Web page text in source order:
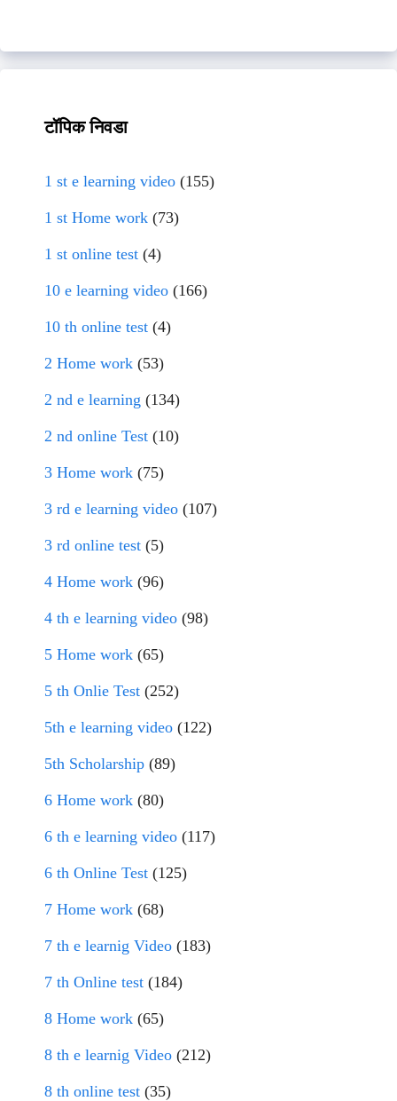
टॉपिक निवडा
1 st e learning video (155)
1 st Home work (73)
1 st online test (4)
10 e learning video (166)
10 th online test (4)
2 Home work (53)
2 nd e learning (134)
2 nd online Test (10)
3 Home work (75)
3 rd e learning video (107)
3 rd online test (5)
4 Home work (96)
4 th e learning video (98)
5 Home work (65)
5 th Onlie Test (252)
5th e learning video (122)
5th Scholarship (89)
6 Home work (80)
6 th e learning video (117)
6 th Online Test (125)
7 Home work (68)
7 th e learnig Video (183)
7 th Online test (184)
8 Home work (65)
8 th e learnig Video (212)
8 th online test (35)